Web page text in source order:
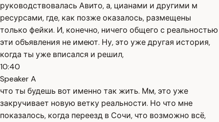
руководствовалась Авито, а, цианами и другими м
ресурсами, где, как позже оказалось, размещены
только фейки. И, конечно, ничего общего с реальностью
эти объявления не имеют. Ну, это уже другая история,
когда ты уже вписался и решил,
10:40
Speaker A
что ты будешь вот именно так жить. Мм, это уже
закручивает новую ветку реальности. Но что мне
показалось, когда переезд в Сочи, что возможно всё,